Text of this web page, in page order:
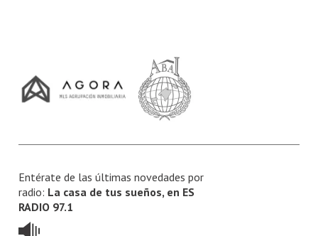
Entérate de las últimas novedades por
radio: La casa de tus sueños, en ES
RADIO 97.1